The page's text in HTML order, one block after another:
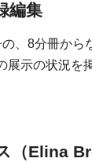
編集
、8分冊か
展示の状況を
（Elina